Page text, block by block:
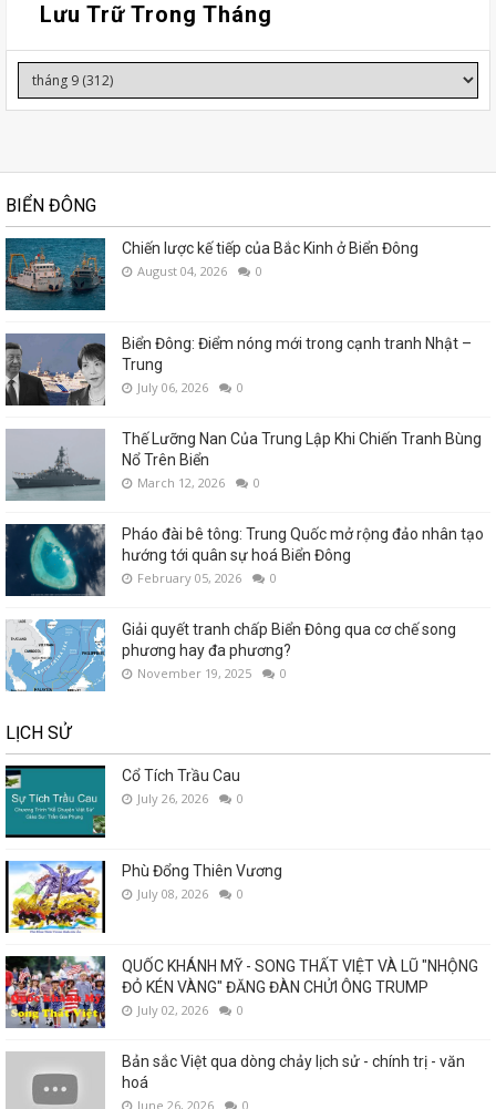
Lưu Trữ Trong Tháng
BIỂN ĐÔNG
Chiến lược kế tiếp của Bắc Kinh ở Biển Đông
August 04, 2026 0
Biển Đông: Điểm nóng mới trong cạnh tranh Nhật –
Trung
July 06, 2026 0
Thế Lưỡng Nan Của Trung Lập Khi Chiến Tranh Bùng
Nổ Trên Biển
March 12, 2026 0
Pháo đài bê tông: Trung Quốc mở rộng đảo nhân tạo
hướng tới quân sự hoá Biển Đông
February 05, 2026 0
Giải quyết tranh chấp Biển Đông qua cơ chế song
phương hay đa phương?
November 19, 2025 0
LỊCH SỬ
Cổ Tích Trầu Cau
July 26, 2026 0
Phù Đổng Thiên Vương
July 08, 2026 0
QUỐC KHÁNH MỸ - SONG THẤT VIỆT VÀ LŨ "NHỘNG
ĐỎ KÉN VÀNG" ĐĂNG ĐÀN CHỬI ÔNG TRUMP
July 02, 2026 0
Bản sắc Việt qua dòng chảy lịch sử - chính trị - văn
hoá
June 26, 2026 0